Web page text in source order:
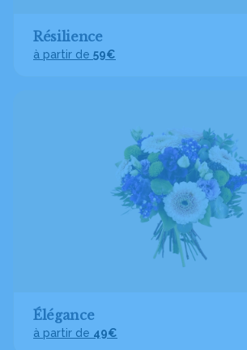
Résilience
à partir de 59€
Élégance
à partir de 49€